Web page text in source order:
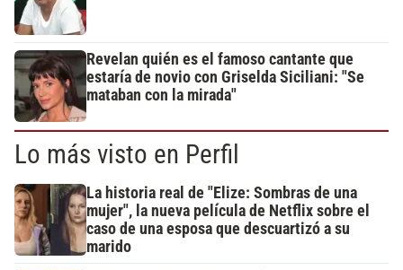
Revelan quién es el famoso cantante que
estaría de novio con Griselda Siciliani: "Se
mataban con la mirada"
Lo más visto en Perfil
La historia real de "Elize: Sombras de una
mujer", la nueva película de Netflix sobre el
caso de una esposa que descuartizó a su
marido